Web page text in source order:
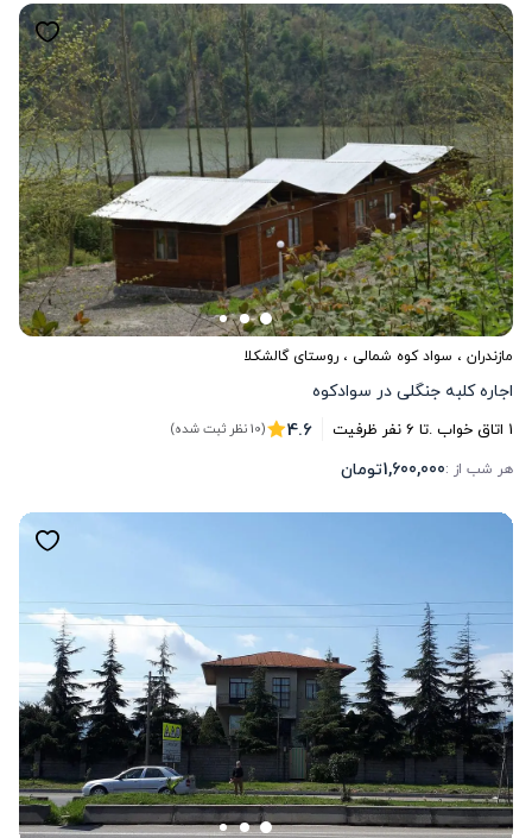
مازندران ، سواد کوه شمالی ، روستای گالشکلا
اجاره کلبه جنگلی در سوادکوه
1 اتاق خواب .تا 6نفر ظرفیت 4.6 (10 نظر ثبت شده)
هر شب از :1,600,000تومان